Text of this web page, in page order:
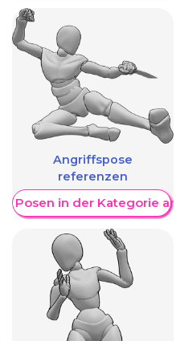
Angriffspose
referenzen
Posen in der Kategorie